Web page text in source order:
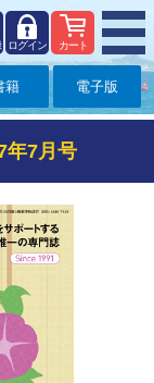
カート
ログイン
籍 電子版
年7月号